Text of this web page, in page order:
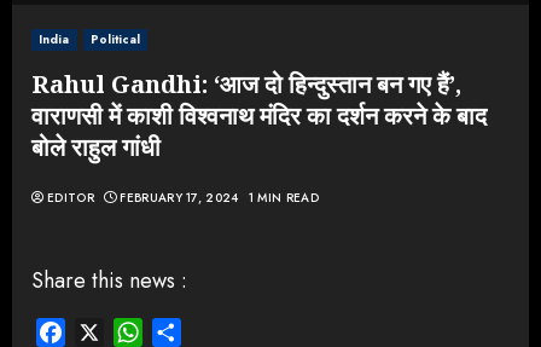
India Political
Rahul Gandhi: ‘आज दो हिन्दुस्तान बन गए हैं’,
वाराणसी में काशी विश्वनाथ मंदिर का दर्शन करने के बाद
बोले राहुल गांधी
EDITOR FEBRUARY 17, 2024 1 MIN READ
Share this news :
Facebook WhatsApp